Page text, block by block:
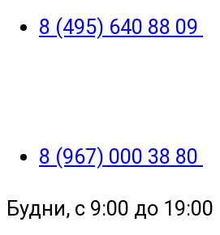
8 (495) 640 88 09
8 (967) 000 38 80
Будни, с 9:00 до 19:00